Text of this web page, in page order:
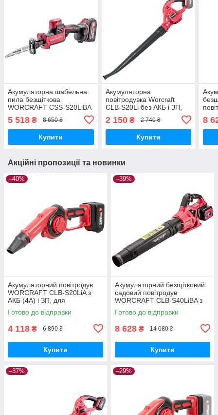
Акумуляторна шабельна
пила безщіткова
WORCRAFT CSS-S20LiBA
з АКБ (4А) і ЗП, металевий
редуктор
5 518 ₴ 8 650 ₴
Купити
Акумуляторна
повітродувка Worcraft
CLB-S20Li без АКБ і ЗП,
2 150₴ 2 740 ₴
Купити
ЗП,
8
Акційні пропозиції та новинки
–40%
Акумуляторний повітродув
WORCRAFT CLB-S20LiA з
АКБ (4А) і ЗП, для
прибирання пилу, лисття
Готово до відправки
4 118 ₴ 6 890 ₴
Купити
–39%
Акумуляторний безщітковий
садовий повітродув
WORCRAFT CLB‑S40LiBA з
АКБ 2(4А) і ЗП, для
прибирання пилу, лисття
Готово до відправки
8 628 ₴ 14 080 ₴
Купити
–37% –29%